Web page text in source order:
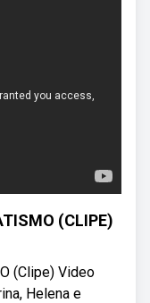
(CLIPE)
(Clipe) Video
Helena e